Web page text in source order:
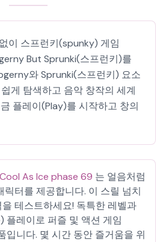
이 스프런키(spunky) 게임
But Sprunki(스프런키)를
와 Sprunki(스프런키) 요소
게 탐색하고 음악 창작의 세계
플레이(Play)를 시작하고 창의
As Ice phase 69 는 얼음처럼
릭터를 제공합니다. 이 스릴 넘치
테스트하세요! 독특한 레벨과
플레이로 퍼즐 및 액션 게임
입니다. 몇 시간 동안 즐거움을 위